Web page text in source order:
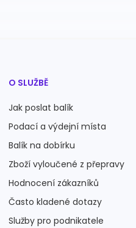
O SLUŽBĚ
Jak poslat balík
Podací a výdejní místa
Balík na dobírku
Zboží vyloučené z přepravy
Hodnocení zákazníků
Často kladené dotazy
Služby pro podnikatele